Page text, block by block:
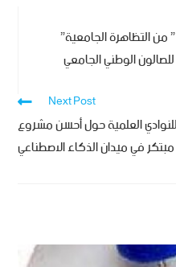
تمديد آجال المشاركة في الطبعة “13” من التظاهرة الجامعية”
في الجبال” وفي الطبعة “07” للصالون الوطني الجامعي
Next Post
للنوادي العلمية حول أحسن مشروع
مبتكر في ميدان الذكاء الاصطناعي